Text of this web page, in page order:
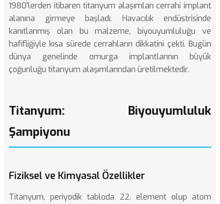
1980'lerden itibaren titanyum alaşımları cerrahi implant
alanına girmeye başladı. Havacılık endüstrisinde
kanıtlanmış olan bu malzeme, biyouyumluluğu ve
hafifliğiyle kısa sürede cerrahların dikkatini çekti. Bugün
dünya genelinde omurga implantlarının büyük
çoğunluğu titanyum alaşımlarından üretilmektedir.
Titanyum: Biyouyumluluk
Şampiyonu
Fiziksel ve Kimyasal Özellikler
Titanyum, periyodik tabloda 22. element olup atom